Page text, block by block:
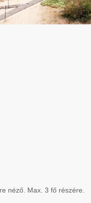
néző. Max. 3 fő részére.